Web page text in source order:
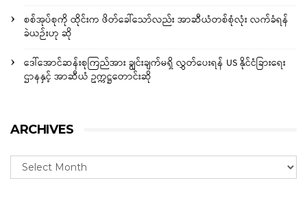
စစ်အုပ်စုကို ထိုင်းက ဖိတ်ခေါ်သော်လည်း အာဆီယံတစ်စုံလုံး လက်ခံရန်
ခဲယဉ်းဟု ဆို
ဒေါ်အောင်ဆန်းစုကြည်အား ချွင်းချက်မရှိ လွှတ်ပေးရန် US နိုင်ငံခြားရေး
ဌာနနှင့် အာဆီယံ ဥက္ကဋ္ဌတောင်းဆို
ARCHIVES